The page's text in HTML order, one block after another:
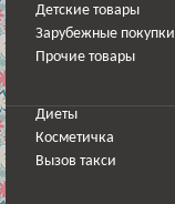
Детские товары
Зарубежные покупки
Прочие товары
Диеты
Косметичка
Вызов такси